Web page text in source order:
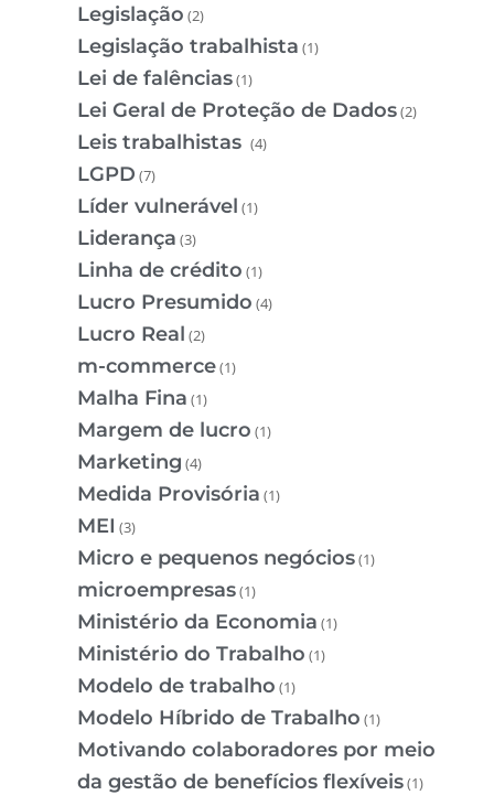
Legislação (2)
Legislação trabalhista (1)
Lei de falências(1)
Lei Geral de Proteção de Dados(2)
Leis trabalhistas (4)
LGPD (7)
Líder vulnerável (1)
Liderança (3)
Linha de crédito (1)
Lucro Presumido (4)
Lucro Real (2)
m-commerce(1)
Malha Fina (1)
Margem de lucro (1)
Marketing (4)
Medida Provisória (1)
MEI (3)
Micro e pequenos negócios(1)
microempresas(1)
Ministério da Economia (1)
Ministério do Trabalho (1)
Modelo de trabalho (1)
Modelo Híbrido de Trabalho (1)
Motivando colaboradores por meio
da gestão de benefícios flexíveis(1)